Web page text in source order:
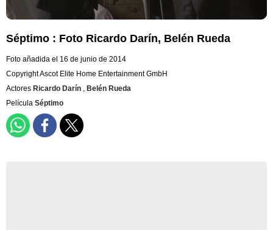
Séptimo : Foto Ricardo Darín, Belén Rueda
Foto añadida el 16 de junio de 2014
Copyright Ascot Elite Home Entertainment GmbH
Actores Ricardo Darín , Belén Rueda
Película Séptimo